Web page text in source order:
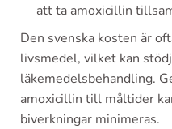
att ta amoxicillin
Den svenska kosten är
livsmedel, vilket kan
läkemedelsbehandling.
amoxicillin till måltider
biverkningar minimeras.